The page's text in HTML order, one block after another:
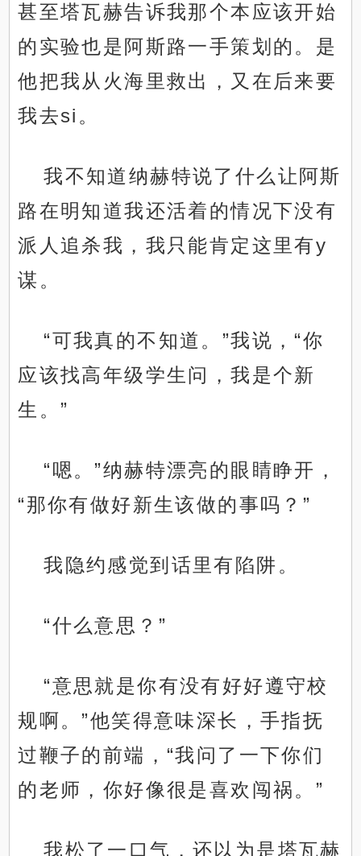
甚至塔瓦赫告诉我那个本应该开始
的实验也是阿斯路一手策划的。是
他把我从火海里救出，又在后来要
我去si。
我不知道纳赫特说了什么让阿斯
路在明知道我还活着的情况下没有
派人追杀我，我只能肯定这里有y
谋。
“可我真的不知道。”我说，“你
应该找高年级学生问，我是个新
生。”
“嗯。”纳赫特漂亮的眼睛睁开，
“那你有做好新生该做的事吗？”
我隐约感觉到话里有陷阱。
“什么意思？”
“意思就是你有没有好好遵守校
规啊。”他笑得意味深长，手指抚
过鞭子的前端，“我问了一下你们
的老师，你好像很是喜欢闯祸。”
我松了一口气，还以为是塔瓦赫